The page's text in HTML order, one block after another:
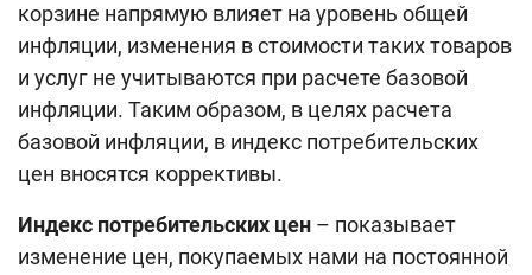
корзине напрямую влияет на уровень общей
инфляции, изменения в стоимости таких товаров
и услуг не учитываются при расчете базовой
инфляции. Таким образом, в целях расчета
базовой инфляции, в индекс потребительских
цен вносятся коррективы.
Индекс потребительских цен – показывает
изменение цен, покупаемых нами на постоянной